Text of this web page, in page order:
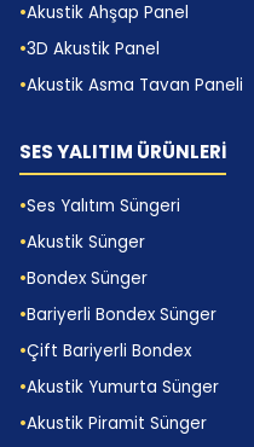
Jeneratör kabin ses
bariyerli bondex, hem
gürültüyü yönetmek
Makine Dairesi
Makine dairesi ses kesici
erişimini engellemeyen
Biz bu detayı proje
Havalandırma
Havalandırma
sesler birlikte oluştuğu
dengeli sonuç verir.
Akustik Ahşap Panel
3D Akustik Panel
Akustik Asma Tavan Paneli
SES YALITIM ÜRÜNLERİ
Ses Yalıtım Süngeri
Akustik Sünger
Bondex Sünger
Bariyerli Bondex Sünger
Çift Bariyerli Bondex
Akustik Yumurta Sünger
Akustik Piramit Sünger